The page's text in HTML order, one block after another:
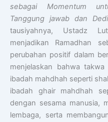
sebagai Momentum
Tanggung jawab dan
tausiyahnya, Ustadz
menjadikan Ramadhan
perubahan positif dalam
menjelaskan bahwa
ibadah mahdhah seperti
ibadah ghair mahdhah
dengan sesama manusia,
lembaga, serta